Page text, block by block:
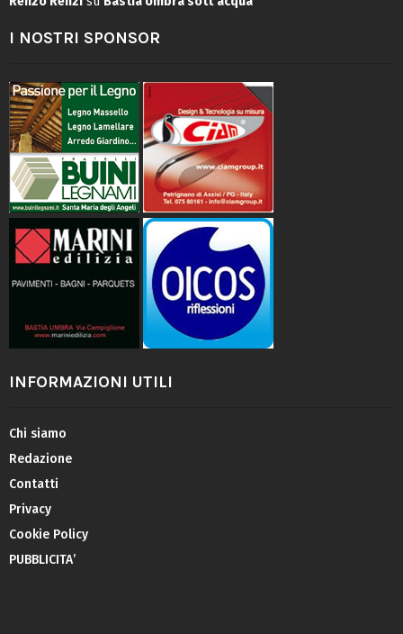
I NOSTRI SPONSOR
INFORMAZIONI UTILI
Chi siamo
Redazione
Contatti
Privacy
Cookie Policy
PUBBLICITA’